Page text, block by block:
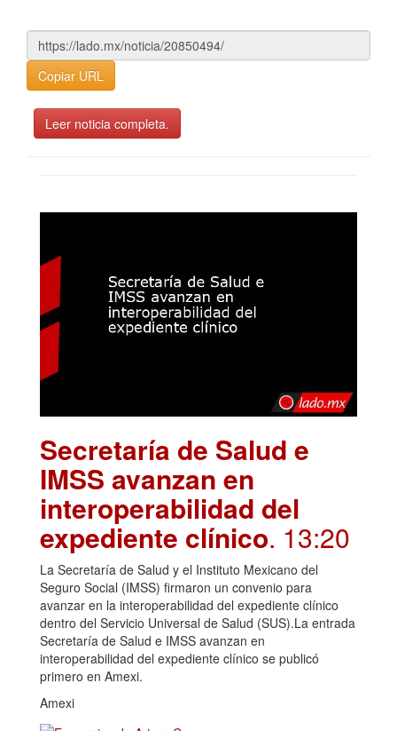
Copiar URL
Leer noticia completa.
Secretaría de Salud e
IMSS avanzan en
interoperabilidad del
expediente clínico. 13:20
La Secretaría de Salud y el Instituto Mexicano del
Seguro Social (IMSS) firmaron un convenio para
avanzar en la interoperabilidad del expediente clínico
dentro del Servicio Universal de Salud (SUS).La entrada
Secretaría de Salud e IMSS avanzan en
interoperabilidad del expediente clínico se publicó
primero en Amexi.
Amexi